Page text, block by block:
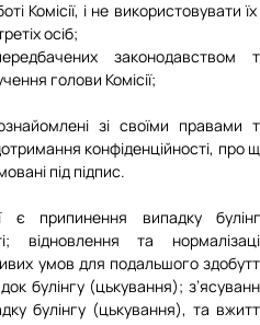
Комісії, і не використовувати
осіб;
законодавством
голови Комісії;
зі своїми правами
конфіденційності, про
під підпис.
є припинення випадку
відновлення та
умов для подальшого
булінгу (цькування);
булінгу (цькування), та